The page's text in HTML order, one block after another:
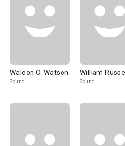
Waldon O. Watson
Sound
William Russell
Sound